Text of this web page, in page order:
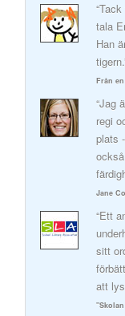
tala
Han
Från
“Jag
regi
plats
Jane
“Ett
sitt
att